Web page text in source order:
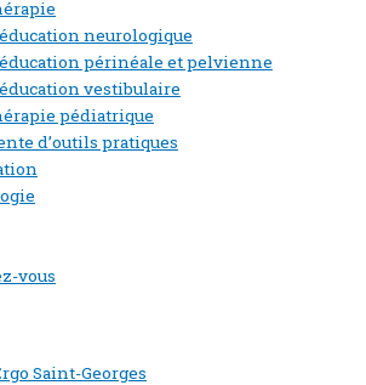
neurologique
périnéale et pelvienne
vestibulaire
pédiatrique
d’outils pratiques
vous
Saint-Georges